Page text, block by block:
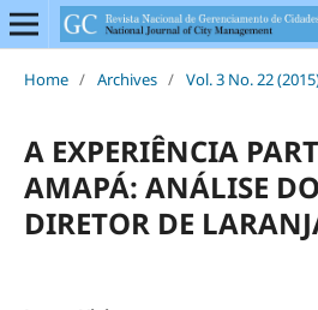
Home / Archives / Vol. 3 No. 22
A EXPERIÊNCIA
AMAPÁ: ANÁLISE
DIRETOR DE